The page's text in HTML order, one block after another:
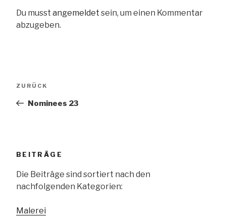
Du musst angemeldet sein, um einen Kommentar
abzugeben.
Vorheriger
ZURÜCK
Nominees 23
BEITRÄGE
Die Beiträge sind sortiert nach den
nachfolgenden Kategorien:
Malerei